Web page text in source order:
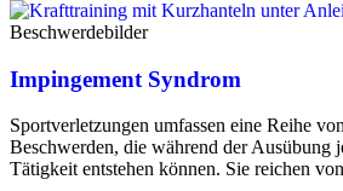
Beschwerdebilder
Impingement Syndrom
Sportverletzungen umfassen eine Reihe
Beschwerden, die während der Ausübung
Tätigkeit entstehen können. Sie reichen